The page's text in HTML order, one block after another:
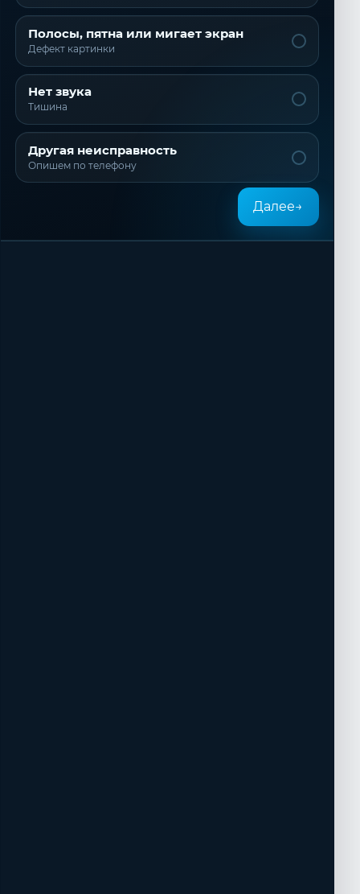
Полосы, пятна или мигает экран
Дефект картинки
Нет звука
Тишина
Другая неисправность
Опишем по телефону
Далее→